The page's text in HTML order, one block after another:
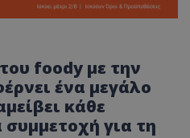
foody με την
ένα μεγάλο
κάθε
για τη